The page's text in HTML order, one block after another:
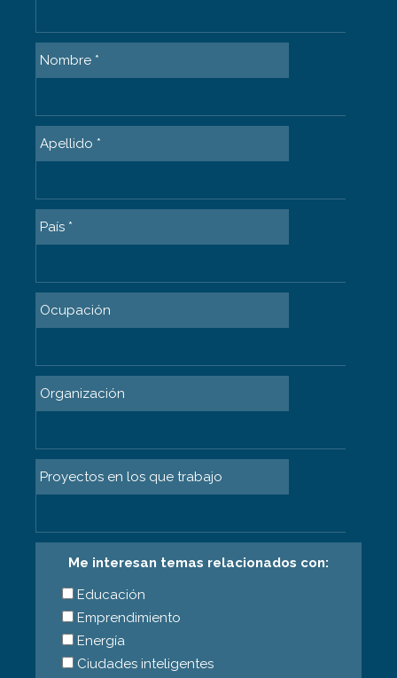
Nombre *
Apellido *
País *
Ocupación
Organización
Proyectos en los que trabajo
Me interesan temas relacionados con:
Educación
Emprendimiento
Energía
Ciudades inteligentes